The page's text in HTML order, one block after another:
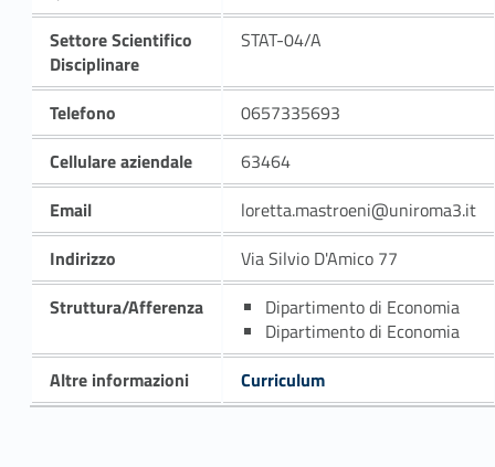
Settore Scientifico
Disciplinare
STAT-04/A
Telefono
0657335693
Cellulare aziendale
63464
Email
loretta.mastroeni@uniroma3.it
Indirizzo
Via Silvio D'Amico 77
Struttura/Afferenza
Dipartimento di Economia
Dipartimento di Economia
Altre informazioni
Curriculum